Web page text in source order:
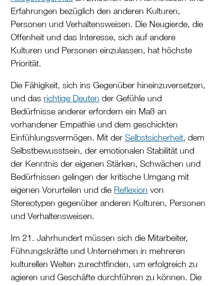
Erfahrungen bezüglich den anderen Kulturen,
Personen und Verhaltensweisen. Die Neugierde, die
Offenheit und das Interesse, sich auf andere
Kulturen und Personen einzulassen, hat höchste
Priorität.
Die Fähigkeit, sich ins Gegenüber hineinzuversetzen,
und das richtige Deuten der Gefühle und
Bedürfnisse anderer erfordern ein Maß an
vorhandener Empathie und dem geschickten
Einfühlungsvermögen. Mit derSelbstsicherheit, dem
Selbstbewusstsein, der emotionalen Stabilität und
der Kenntnis der eigenen Stärken, Schwächen und
Bedürfnissen gelingen der kritische Umgang mit
eigenen Vorurteilen und die Reflexion von
Stereotypen gegenüber anderen Kulturen, Personen
und Verhaltensweisen.
Im 21. Jahrhundert müssen sich die Mitarbeiter,
Führungskräfte und Unternehmen in mehreren
kulturellen Welten zurechtfinden, um erfolgreich zu
agieren und Geschäfte durchführen zu können. Die